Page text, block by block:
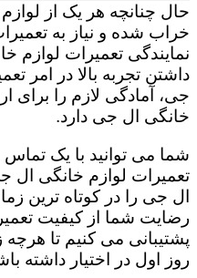
حال چنانچه هر یک از
خراب شده و نیاز به
نمایندگی تعمیرات لوازم
داشتن تجربه بالا در امر
جی، آمادگی لازم را برای
خانگی ال جی دارد.
شما می توانید با یک تماس
تعمیرات لوازم خانگی ال
ال جی را در کوتاه ترین
رضایت شما از کیفیت
پشتیبانی می کنیم تا هرچه
روز اول در اختیار داشته